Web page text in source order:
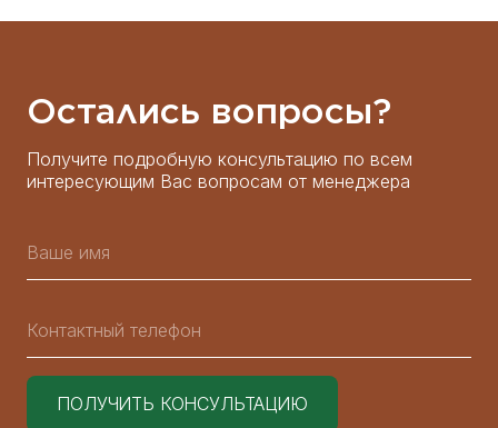
Остались вопросы?
Получите подробную консультацию по всем
интересующим Вас вопросам от менеджера